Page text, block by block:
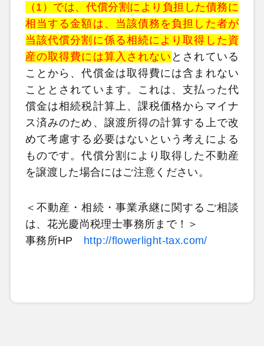
（1）では、代償分割により負担した債務に
相当する金額は、当該債務を負担した者が
当該代償分割に係る相続により取得した資
産の取得費には算入されない とされている
ことから、代償金は取得費には含まれない
こととされています。これは、支払った代
償金は相続税計算上、課税価格からマイナ
ス済みのため、譲渡所得の計算する上で改
めて考慮する必要はないという考えによる
ものです。代償分割により取得した不動産
を譲渡した場合にはご注意ください。
＜不動産・相続・事業承継に関するご相談
は、花光慶尚税理士事務所まで！＞
事務所HP http://flowerlight-tax.com/